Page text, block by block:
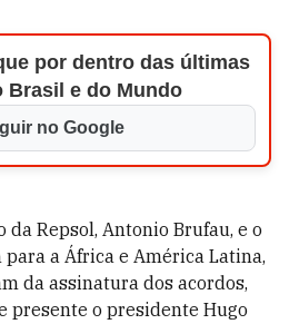
por dentro das últimas
Brasil e do Mundo
no Google
Repsol, Antonio Brufau, e o
a África e América Latina,
da assinatura dos acordos,
presente o presidente Hugo